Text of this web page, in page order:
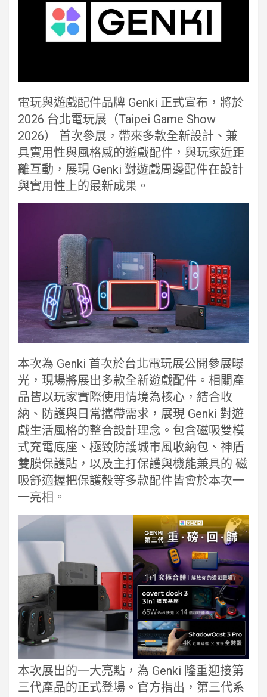
電玩與遊戲配件品牌 Genki 正式宣布，將於
2026 台北電玩展（Taipei Game Show
2026） 首次參展，帶來多款全新設計、兼
具實用性與風格感的遊戲配件，與玩家近距
離互動，展現 Genki 對遊戲周邊配件在設計
與實用性上的最新成果。
本次為 Genki 首次於台北電玩展公開參展曝
光，現場將展出多款全新遊戲配件。相關產
品皆以玩家實際使用情境為核心，結合收
納、防護與日常攜帶需求，展現 Genki 對遊
戲生活風格的整合設計理念。包含磁吸雙模
式充電底座、極致防護城市風收納包、神盾
雙膜保護貼，以及主打保護與機能兼具的 磁
吸舒適握把保護殼等多款配件皆會於本次一
一亮相。
本次展出的一大亮點，為 Genki 隆重迎接第
三代產品的正式登場。官方指出，第三代系